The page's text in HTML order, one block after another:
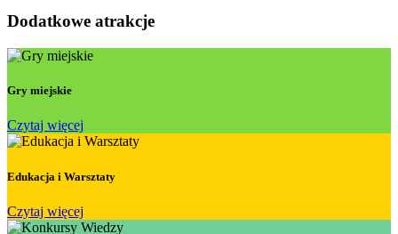
Dodatkowe atrakcje
Gry miejskie
Czytaj więcej
Edukacja i Warsztaty
Czytaj więcej